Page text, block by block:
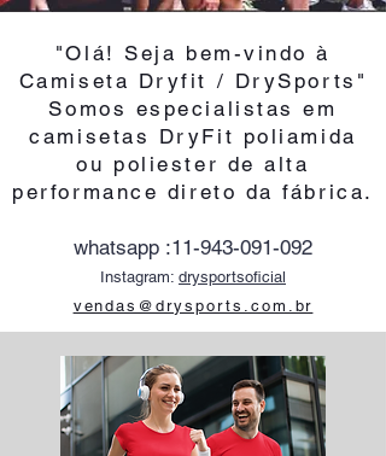
"Olá! Seja bem-vindo à
Camiseta Dryfit / DrySports"
Somos especialistas em
camisetas DryFit poliamida
ou poliester de alta
performance direto da fábrica.
whatsapp :11-943-091-092
Instagram: drysportsoficial
vendas@drysports.com.br